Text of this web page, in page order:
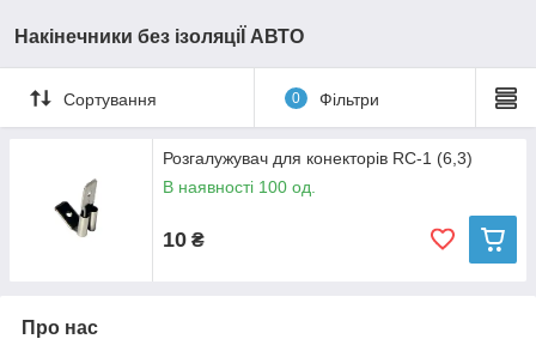
Накінечники без ізоляціЇ АВТО
Сортування 0 Фільтри
Розгалужувач для конекторів RC-1 (6,3)
В наявності 100 од.
10 ₴
Про нас